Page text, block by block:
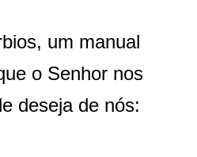
um manual
o Senhor nos
deseja de nós: